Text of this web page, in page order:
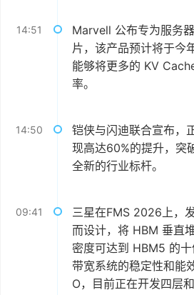
14:51
Marvell 公布专为服务
片，该产品预计将于今
能够将更多的 KV
率。
14:50
铠侠与闪迪联合宣布，
现高达60%的提升，突
全新的行业标杆。
09:41
三星在FMS 2026上，
而设计，将 HBM​​ 垂直
密度可达到 HBM5 的
带宽系统的稳定性和能
O，目前正在开发四层